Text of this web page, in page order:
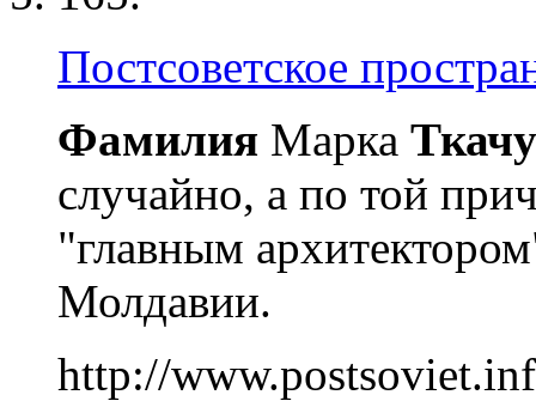
Постсоветское
Фамилия Марка
случайно, а по той
"главным
Молдавии.
http://